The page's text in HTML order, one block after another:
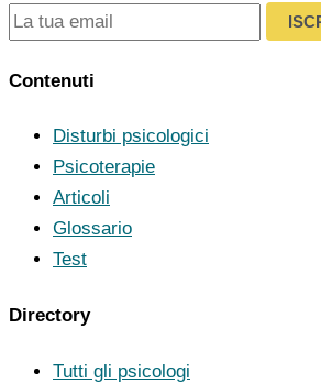
Contenuti
Disturbi psicologici
Psicoterapie
Articoli
Glossario
Test
Directory
Tutti gli psicologi